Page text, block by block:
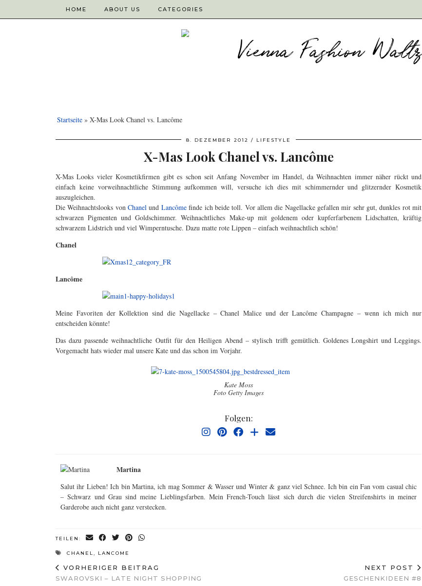
HOME ABOUT US CATEGORIES
Startseite » X-Mas Look Chanel vs. Lancôme
8. DEZEMBER 2012 LIFESTYLE
X-Mas Look Chanel vs. Lancôme
X-Mas Looks vieler Kosmetikfirmen gibt es schon seit Anfang November im Handel, da Weihnachten immer näher rückt und
einfach keine vorweihnachtliche Stimmung aufkommen will, versuche ich dies mit schimmernder und glitzernder Kosmetik
auszugleichen.
Die Weihnachtslooks vonChanelund Lancômefinde ich beide toll. Vor allem die Nagellacke gefallen mir sehr gut, dunkles rot mit
schwarzen Pigmenten und Goldschimmer. Weihnachtliches Make-up mit goldenem oder kupferfarbenem Lidschatten, kräftig
schwarzem Lidstrich und viel Wimperntusche. Dazu matte rote Lippen – einfach weihnachtlich schön!
Chanel
Lancôme
Meine Favoriten der Kollektion sind die Nagellacke – Chanel Malice und der Lancôme Champagne – wenn ich mich nur
entscheiden könnte!
Das dazu passende weihnachtliche Outfit für den Heiligen Abend – stylisch trifft gemütlich. Goldenes Longshirt und Leggings.
Vorgemacht hats wieder mal unsere Kate und das schon im Vorjahr.
Kate Moss
Foto Getty Images
Folgen:
Martina
Salut ihr Lieben! Ich bin Martina, ich mag Sommer & Wasser und Winter & ganz viel Schnee. Ich bin ein Fan vom casual chic
– Schwarz und Grau sind meine Lieblingsfarben. Mein French-Touch lässt sich durch die vielen Streifenshirts in meiner
Garderobe auch nicht ganz verstecken.
TEILEN:
CHANEL, LANCOME
VORHERIGER BEITRAG
SWAROVSKI – LATE NIGHT SHOPPING
NEXT POST
GESCHENKIDEEN #8